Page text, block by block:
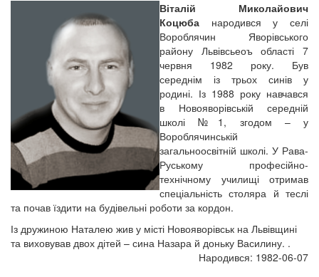
Віталій Миколайович
Коцюба народився у селі
Вороблячин Яворівського
району Львівсьеоъ області 7
червня 1982 року. Був
середнім із трьох синів у
родині. Із 1988 року навчався
в Новояворівській середній
школі №1, згодом – у
Вороблячинській
загальноосвітній школі. У Рава-
Руському професійно-
технічному училищі отримав
спеціальність столяра й теслі
та почав їздити на будівельні роботи за кордон.
Із дружиною Наталею жив у місті Новояворівськ на Львівщині
та виховував двох дітей – сина Назара й доньку Василину. .
Народився: 1982-06-07